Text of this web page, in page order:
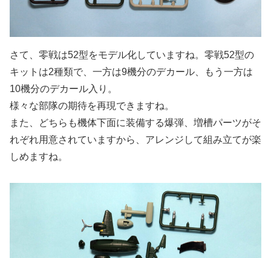
さて、零戦は52型をモデル化していますね。零戦52型の
キットは2種類で、一方は9機分のデカール、もう一方は
10機分のデカール入り。
様々な部隊の期待を再現できますね。
また、どちらも機体下面に装備する爆弾、増槽パーツがそ
れぞれ用意されていますから、アレンジして組み立てが楽
しめますね。